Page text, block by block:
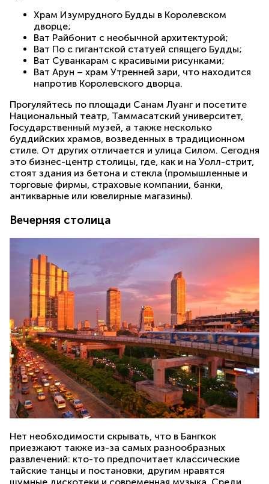
Храм Изумрудного Будды в Королевском
дворце;
Ват Райбонит с необычной архитектурой;
Ват По с гигантской статуей спящего Будды;
Ват Суванкарам с красивыми рисунками;
Ват Арун – храм Утренней зари, что находится
напротив Королевского дворца.
Прогуляйтесь по площади Санам Луанг и посетите
Национальный театр, Таммасатский университет,
Государственный музей, а также несколько
буддийских храмов, возведенных в традиционном
стиле. От других отличается и улица Силом. Сегодня
это бизнес-центр столицы, где, как и на Уолл-стрит,
стоят здания из бетона и стекла (промышленные и
торговые фирмы, страховые компании, банки,
антикварные или ювелирные магазины).
Вечерняя столица
Нет необходимости скрывать, что в Бангкок
приезжают также из-за самых разнообразных
развлечений: кто-то предпочитает классические
тайские танцы и постановки, другим нравятся